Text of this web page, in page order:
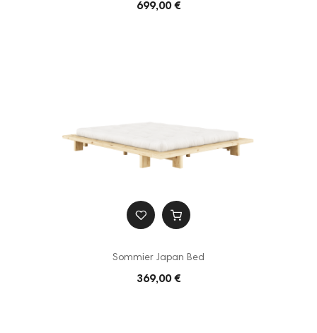
699,00 €
Sommier Japan Bed
369,00 €